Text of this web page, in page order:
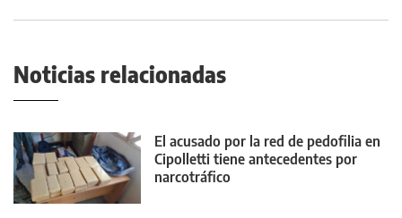
Noticias relacionadas
El acusado por la red de pedofilia en
Cipolletti tiene antecedentes por
narcotráfico